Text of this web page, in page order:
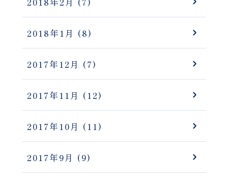
2018年1月 (8)
2017年12月 (7)
2017年11月 (12)
2017年10月 (11)
2017年9月 (9)